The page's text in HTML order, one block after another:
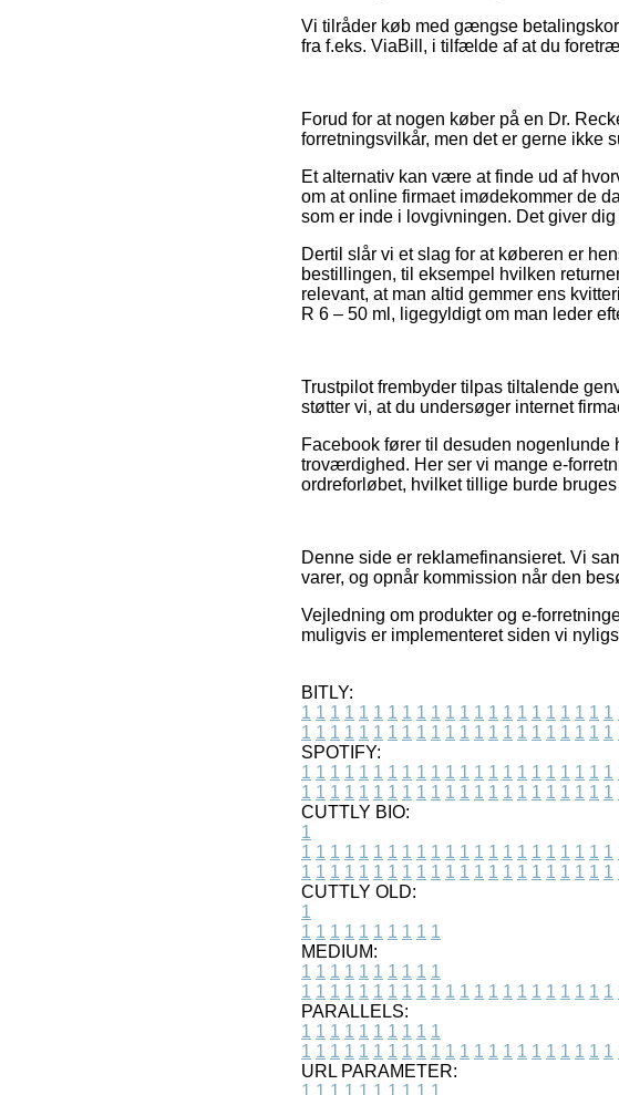
Vi tilråder køb med gængse
fra f.eks. ViaBill, i tilfælde af at du
Forud for at nogen køber på en Dr.
forretningsvilkår, men det er gerne ikke
Et alternativ kan være at finde ud af
om at online firmaet imødekommer de
som er inde i lovgivningen. Det giver
Dertil slår vi et slag for at køberen er
bestillingen, til eksempel hvilken
relevant, at man altid gemmer ens
R 6 – 50 ml, ligegyldigt om man leder
Trustpilot frembyder tilpas tiltalende
støtter vi, at du undersøger internet
Facebook fører til desuden
troværdighed. Her ser vi mange e-
ordreforløbet, hvilket tillige burde
Denne side er reklamefinansieret. Vi
varer, og opnår kommission når den
Vejledning om produkter og e-
muligvis er implementeret siden vi
BITLY:
1 1 1 1 1 1 1 1 1 1 1 1 1 1 1 1 1 1 1 1 1 1
1 1 1 1 1 1 1 1 1 1 1 1 1 1 1 1 1 1 1 1 1 1
SPOTIFY:
1 1 1 1 1 1 1 1 1 1 1 1 1 1 1 1 1 1 1 1 1 1
1 1 1 1 1 1 1 1 1 1 1 1 1 1 1 1 1 1 1 1 1 1
CUTTLY BIO:
1
1 1 1 1 1 1 1 1 1 1 1 1 1 1 1 1 1 1 1 1 1 1
1 1 1 1 1 1 1 1 1 1 1 1 1 1 1 1 1 1 1 1 1 1
CUTTLY OLD:
1
1 1 1 1 1 1 1 1 1 1
MEDIUM:
1 1 1 1 1 1 1 1 1 1
1 1 1 1 1 1 1 1 1 1 1 1 1 1 1 1 1 1 1 1 1 1
PARALLELS:
1 1 1 1 1 1 1 1 1 1
1 1 1 1 1 1 1 1 1 1 1 1 1 1 1 1 1 1 1 1 1 1
URL PARAMETER: